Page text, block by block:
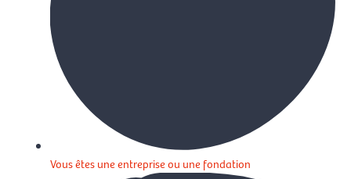
Vous êtes une entreprise ou une fondation